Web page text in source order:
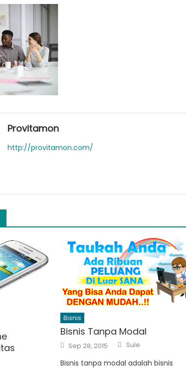
Provitamon
http://provitamon.com/
Bisnis
Bisnis Tanpa Modal
Posted
on
Sep 28, 2015 Author
Sule
Bisnis tanpa modal adalah bisnis